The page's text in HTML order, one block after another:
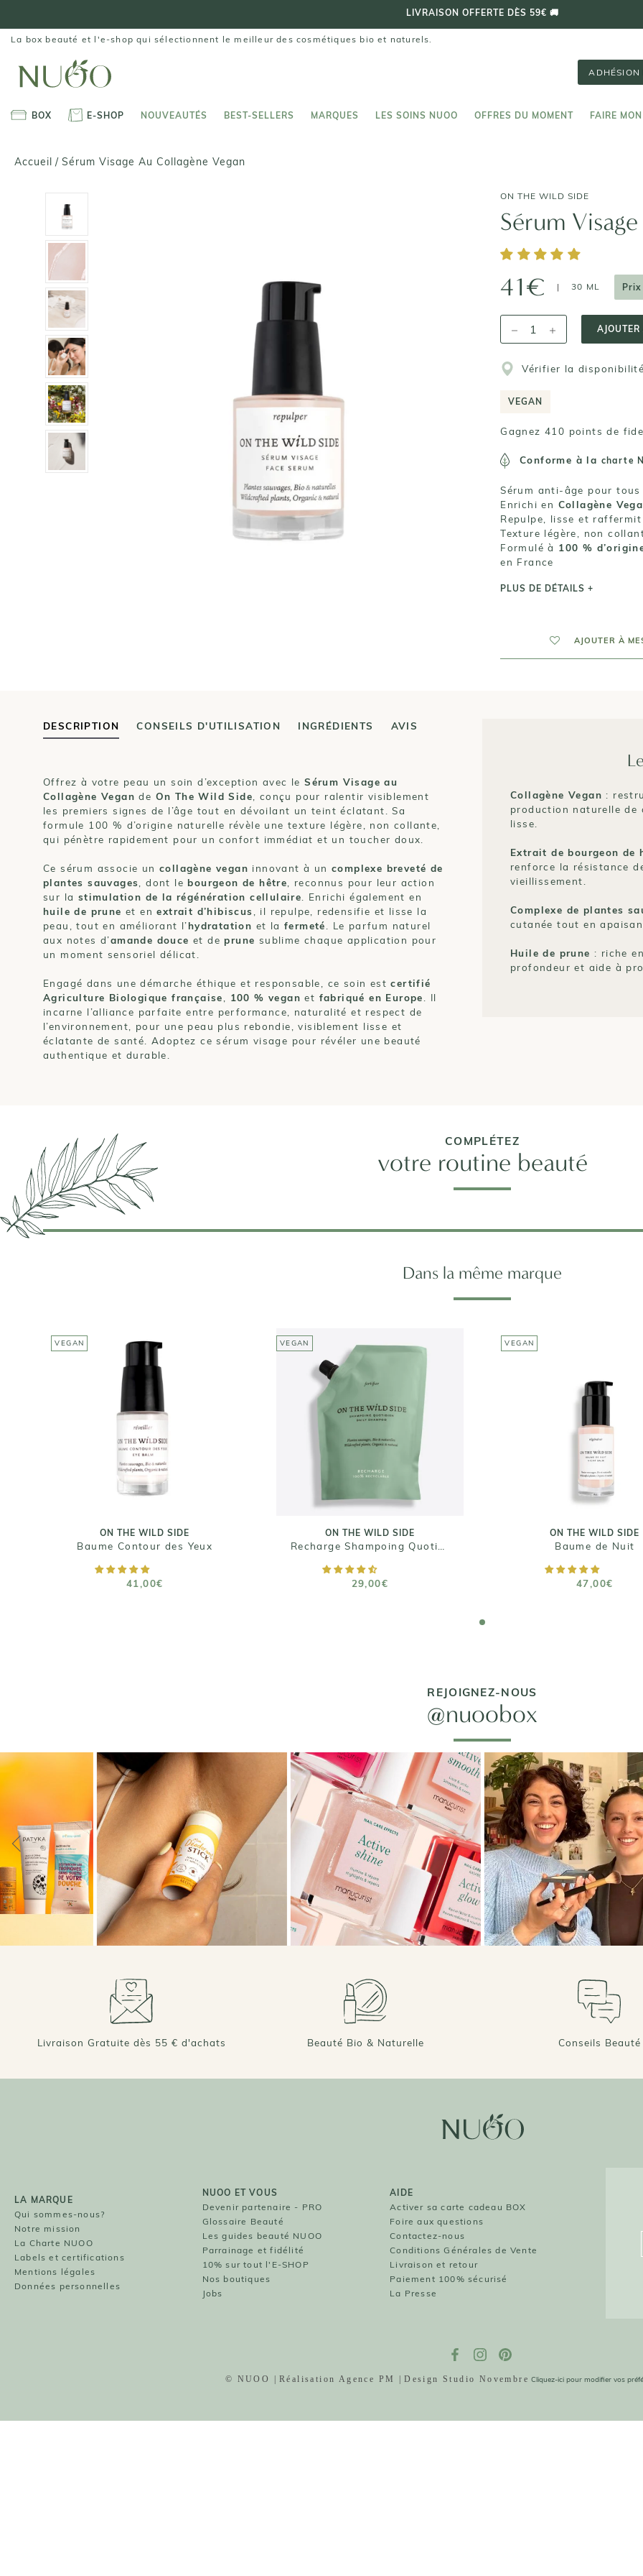
contenu
LIVRAISON OFFERTE DÈS 59€ 🚚
La box beauté et l'e-shop qui sélectionnent le meilleur des cosmétiques bio et naturels.
BOX
E-SHOP
NOUVEAUTÉS
BEST-SELLERS
MARQUES
LES SOINS NUOO
OFFRES DU MOMENT
FAIRE
Accueil / Sérum Visage Au Collagène Vegan
ON THE WILD SIDE
Sérum
41€ | 30 ML Prix
Vérifier la
VEGAN
Gagnez 410 points de
Conforme à la charte
Sérum anti-âge pour tous
Enrichi en Collagène
Repulpe, lisse et
Texture légère, non
Formulé à 100 %
en France
PLUS DE DÉTAILS +
AJOUTER À
DESCRIPTION CONSEILS D'UTILISATION INGRÉDIENTS AVIS
Offrez à votre peau un soin d’exception avec leSérum Visage au
Collagène Vegan de On The Wild Side, conçu pour ralentir visiblement
les premiers signes de l’âge tout en dévoilant un teint éclatant. Sa
formule 100 % d’origine naturelle révèle une texture légère, non collante,
qui pénètre rapidement pour un confort immédiat et un toucher doux.
Ce sérum associe un collagène vegan innovant à un complexe breveté de
plantes sauvages, dont le bourgeon de hêtre, reconnus pour leur action
sur la stimulation de la régénération cellulaire. Enrichi également en
huile de prune et enextrait d’hibiscus, il repulpe, redensifie et lisse la
peau, tout en améliorant l’hydratation et lafermeté. Le parfum naturel
aux notes d’amande douce et deprune sublime chaque application pour
un moment sensoriel délicat.
Engagé dans une démarche éthique et responsable, ce soin estcertifié
Agriculture Biologique française, 100 % vegan et fabriqué en Europe. Il
incarne l’alliance parfaite entre performance, naturalité et respect de
l’environnement, pour une peau plus rebondie, visiblement lisse et
éclatante de santé. Adoptez ce sérum visage pour révéler une beauté
authentique et durable.
Collagène Vegan :
production naturelle de
lisse.
Extrait de bourgeon de
renforce la résistance
vieillissement.
Complexe de plantes
cutanée tout en
Huile de prune : riche
profondeur et aide à
COMPLÉTEZ
votre routine beauté
Dans la même marque
VEGAN
ON THE WILD SIDE
Baume Contour des Yeux
41,00€
ON THE WILD SIDE
Baume Contour des Yeux
41,00€
Taille : 15ml
AJOUTER AU PANIER
VEGAN
ON THE WILD SIDE
29,00€
Recharge Shampoing
AJOUTER AU PANIER
VEGAN
ON THE WILD SIDE
Baume de Nuit
47,00€
ON THE WILD SIDE
Baume de Nuit
47,00€
Taille : 30ml
AJOUTER AU PANIER
REJOIGNEZ-NOUS
@nuoobox
Livraison Gratuite dès 55 € d'achats Beauté Bio & Naturelle Conseils Beauté
LA MARQUE
Qui sommes-nous?
Notre mission
La Charte NUOO
Labels et certifications
Mentions légales
Données personnelles
NUOO ET VOUS
Devenir partenaire - PRO
Glossaire Beauté
Les guides beauté NUOO
Parrainage et fidélité
10% sur tout l'E-SHOP
Nos boutiques
Jobs
AIDE
Activer sa carte cadeau BOX
Foire aux questions
Contactez-nous
Conditions Générales de Vente
Livraison et retour
Paiement 100% sécurisé
La Presse
© NUOO | Réalisation Agence PM | Design Studio Novembre Cliquez-ici pour modifier vos